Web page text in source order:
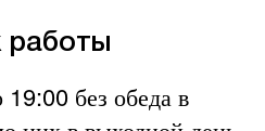
работы
без обеда в